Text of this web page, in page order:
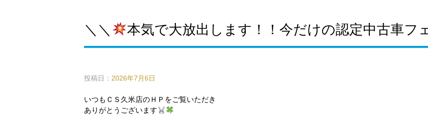
＼＼ 本気で大放出します！！今だけの認定中古車フ
投稿日： 2026年7月6日
いつもＣＳ久米店のＨＰをご覧いただき
ありがとうございます